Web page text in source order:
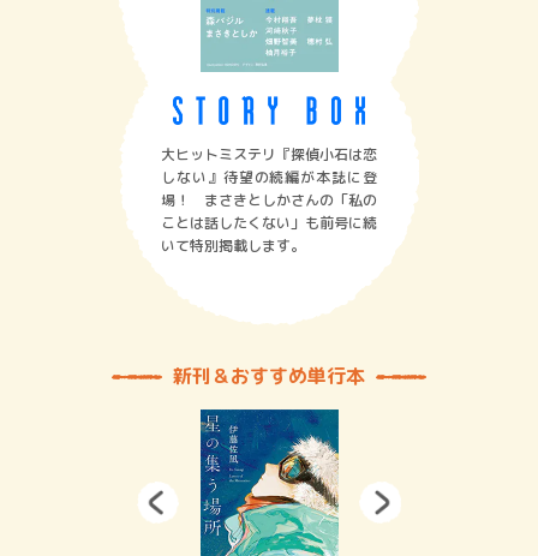
大ヒットミステリ『探偵小石は恋
しない』待望の続編が本誌に登
場！ まさきとしかさんの「私の
ことは話したくない」も前号に続
いて特別掲載します。
新刊＆おすすめ単行本